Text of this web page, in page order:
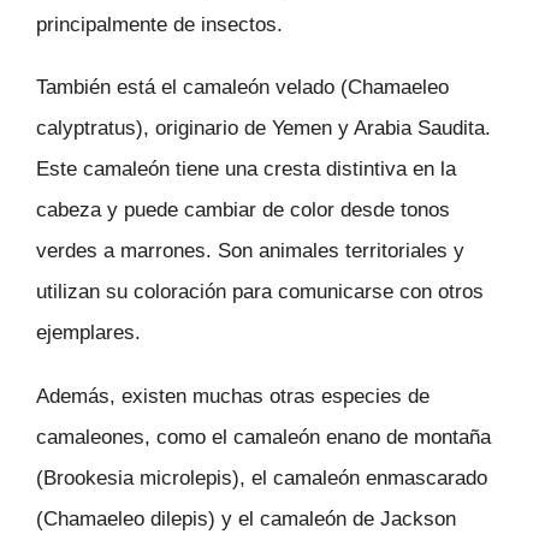
principalmente de insectos.
También está el camaleón velado (Chamaeleo
calyptratus), originario de Yemen y Arabia Saudita.
Este camaleón tiene una cresta distintiva en la
cabeza y puede cambiar de color desde tonos
verdes a marrones. Son animales territoriales y
utilizan su coloración para comunicarse con otros
ejemplares.
Además, existen muchas otras especies de
camaleones, como el camaleón enano de montaña
(Brookesia microlepis), el camaleón enmascarado
(Chamaeleo dilepis) y el camaleón de Jackson